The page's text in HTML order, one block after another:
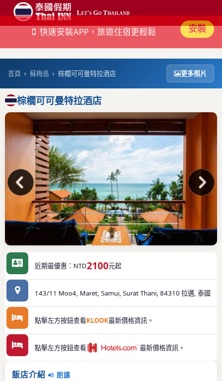
Let's Go Thailand
熱門
奢華
搜尋
帳號
快速安裝APP，旅遊住宿更輕鬆
首頁 蘇梅島 棕櫚可可曼特拉酒店 更多照片
棕櫚可可曼特拉酒店
近期最優惠：NTD2100元起
143/11 Moo4, Maret, Samui, Surat Thani, 84310 拉邁, 泰國
點擊左方按鈕查看KLOOK最新價格資訊。
點擊左方按鈕查看 最新價格資訊。
飯店介紹 朗讀